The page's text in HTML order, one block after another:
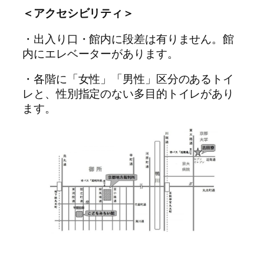
＜アクセシビリティ＞
・出入り口・館内に段差は有りません。館
内にエレベーターがあります。
・各階に「女性」「男性」区分のあるトイ
レと、性別指定のない多目的トイレがあり
ます。